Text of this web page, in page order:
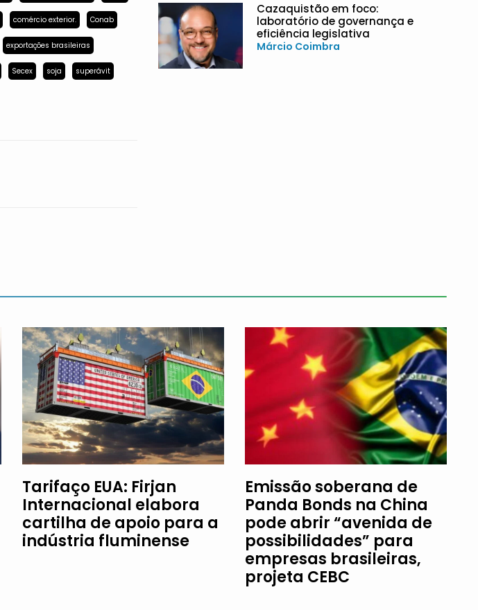
comércio exterior. Conab
exportações brasileiras
Secex soja superávit
Cazaquistão em foco:
laboratório de governança e
eficiência legislativa
Márcio Coimbra
Tarifaço EUA: Firjan
Internacional elabora
cartilha de apoio para a
indústria fluminense
Emissão soberana de
Panda Bonds na China
pode abrir “avenida de
possibilidades” para
empresas brasileiras,
projeta CEBC